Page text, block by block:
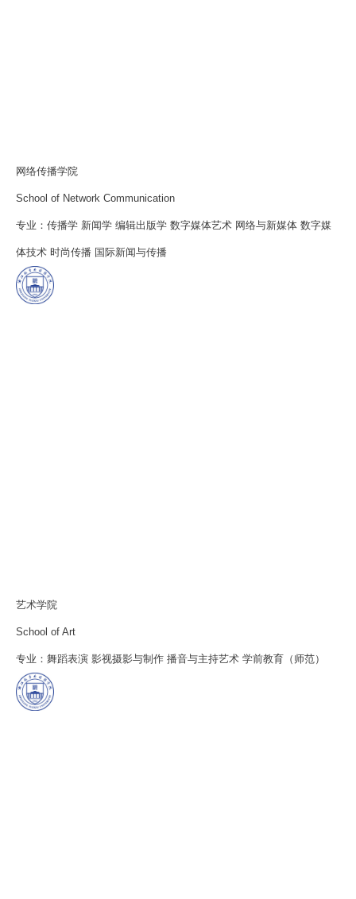
网络传播学院
School of Network Communication
专业：传播学 新闻学 编辑出版学 数字媒体艺术 网络与新媒体 数字媒
体技术 时尚传播 国际新闻与传播
艺术学院
School of Art
专业：舞蹈表演 影视摄影与制作 播音与主持艺术 学前教育（师范）